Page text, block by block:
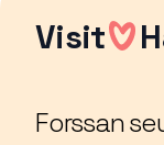
Visit
Forssan